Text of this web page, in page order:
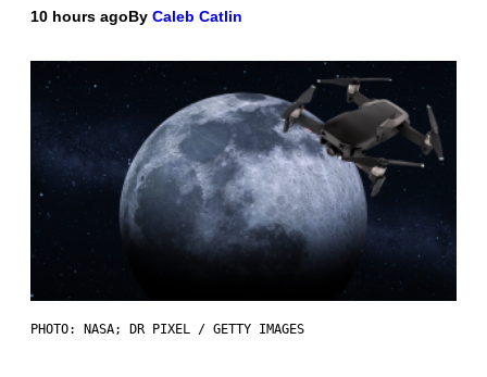
10 hours agoBy Caleb Catlin
PHOTO: NASA; DR PIXEL / GETTY IMAGES